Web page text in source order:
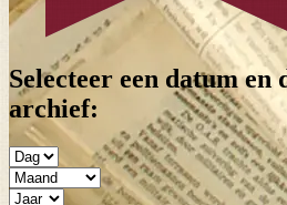
Selecteer een datum en
archief: